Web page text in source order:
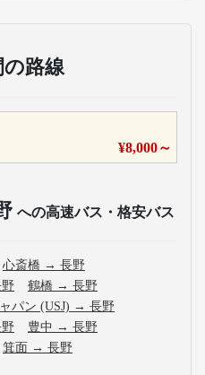
路線
¥8,000～
への高速バス・格安バス
心斎橋 → 長野
鶴橋 → 長野
パン (USJ) → 長野
豊中 → 長野
箕面 → 長野